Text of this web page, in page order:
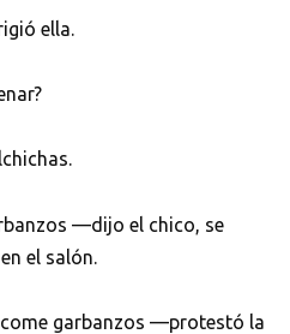
ella.
—dijo el chico, se
el salón.
garbanzos —protestó la